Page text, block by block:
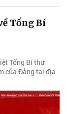
Tổng Bí
Tổng Bí thư
của Đảng tại địa